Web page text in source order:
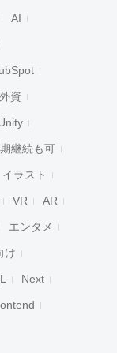
AI
外資
継続も可
イラスト
VR AR
エンタメ
け
Next